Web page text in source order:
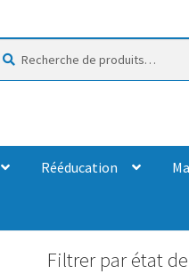
Rééducation
Filtrer par état